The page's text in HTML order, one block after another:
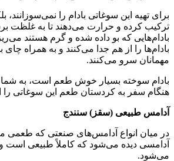
برای تهیه این سوغاتی بادام را نمی‌سوزانند،
ترکیب کرده و حرارت می‌دهند تا به غلظت
بادام‌هایی که بو داده شده و گرم هستند
بادام‌ها را از هم جدا می‌کنند و به همراه چای
مهمانان سرو می‌کنند.
بادام سوخته بسیار خوش طعم است، به شما
هنگام سفر به کردستان طعم این سوغاتی را
آدامس طبیعی (سقز) سنندج
در میان انواع آدامس‌های صنعتی که طعمی
آدامسی دیده می‌شود که کاملاً طبیعی است
می‌شود.